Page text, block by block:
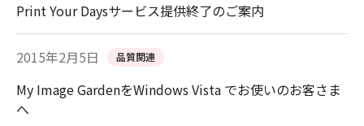
Print Your Daysサービス提供終了のご案内
2015年2月5日 品質関連
My Image GardenをWindows Vista でお使いのお客さま
へ